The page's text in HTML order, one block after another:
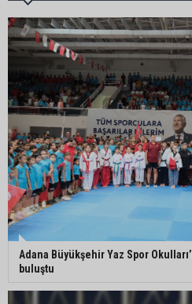
Adana’da
alındı
Doç. Dr. Efsun
en büyük risk”
Adana’da
CHP Adana
Adana Büyükşehir Yaz Spor
buluştu